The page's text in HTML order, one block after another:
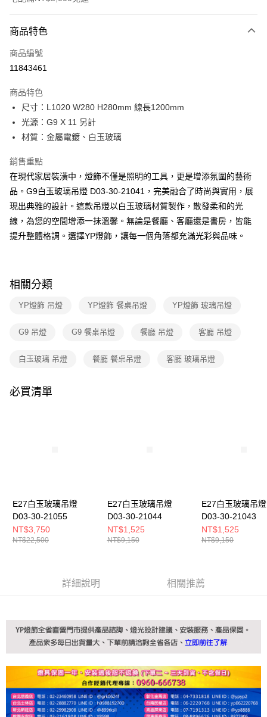
信用卡一次付款
LINE Pay
街口支付
悠遊付
全盈+PAY
AFTEE先享後付
相關說明
【關於「AFTEE先享後付」】
AFTEE先享後付是「在收到商品之後才付款」的支付方式。 讓您購物簡單
便利好安心！
１．於結帳方式選擇「AFTEE先享後付」後，將跳轉至「AFTEE先享後付」
２．訂單成立數日內，您將收到繳費通知簡訊。
３．收到繳費通知簡訊後14天內，點擊此簡訊中的連結，可透過四大超商／
※ 請注意：結帳手續完成當下不需立刻繳費，但若您需要取消訂單，請聯絡
※ 交易是否成功請以「AFTEE先享後付 」之結帳頁面顯示為準，若有關於
３．未成年的使用者請事先徵得法定代理人或監護人之同意方可使用
「AFTEE先享後付」，若未經同意申辦者引起之損失，本公司不負相關責
任。
４．使用「AFTEE先享後付」時，將依據個別帳號之用戶狀況，依本公司即
時審查核予不同之上限額度；若仍有額度不足之情形，本公司將視審查結果
新竹貨運宅配
商品特色
商品編號
11843461
商品特色
尺寸：L1020 W280 H280mm 線長1200mm
光源：G9 X 11 另計
材質：金屬電鍍、白玉玻璃
銷售重點
在現代家居裝潢中，燈飾不僅是照明的工具，更是增添氛圍的藝術
品。G9白玉玻璃吊燈 D03-30-21041，完美融合了時尚與實用，展
現出典雅的設計。這款吊燈以白玉玻璃材質製作，散發柔和的光
線，為您的空間增添一抹溫馨。無論是餐廳、客廳還是書房，皆能
提升整體格調。選擇YP燈飾，讓每一個角落都充滿光彩與品味。
相關分類
YP燈飾 吊燈 YP燈飾 餐桌吊燈 YP燈飾 玻璃吊燈
G9 吊燈 G9 餐桌吊燈 餐廳 吊燈 客廳 吊燈
白玉玻璃 吊燈 餐廳 餐桌吊燈 客廳 玻璃吊燈
必買清單
E27白玉玻璃吊燈
D03-30-21055
NT$3,750
NT$22,500
E27白玉玻璃吊燈
D03-30-21044
NT$1,525
NT$9,150
E27白玉玻璃吊燈
D03-30-21043
NT$1,525
NT$9,150
詳細說明 相關推薦